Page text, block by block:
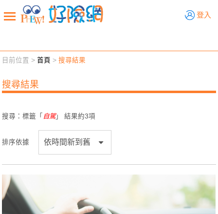
登入
新聞觀點 業務交流
退休先準備 好險學堂 輔銷工具 活動專區
目前位置 >首頁 >搜尋結果
搜尋結果
搜尋：標籤「 自駕」 結果約3項
排序依據